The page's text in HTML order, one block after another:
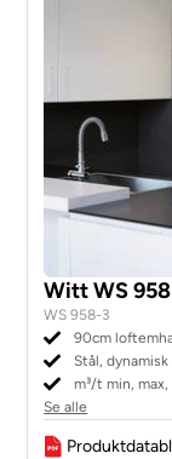
Witt WS
WS 958-3
90cm
Stål,
i overskab
m³/t min,
Se alle